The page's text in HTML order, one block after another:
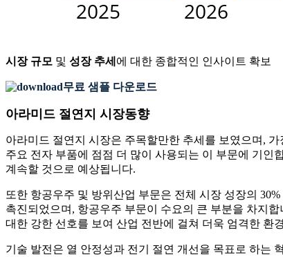
시장 규모 및 성장 추세 에 대한 종합적인 인사이트 확보
무료 샘플 다운로드
아라미드 절연지 시장동향
아라미드 절연지 시장은 주목할만한 추세를 보였으며,
주요 전자 부품에 점점 더 많이 사용되는 이 부문에 기
계속할 것으로 예상됩니다.
또한 항공우주 및 방위산업 부문은 전체 시장 성장의
촉진되었으며, 항공우주 부문이 수요의 큰 부분을 차지
대한 강한 선호를 보여 산업 전반에 걸쳐 더욱 엄격한 환
기술 발전은 열 안정성과 전기 절연 개선을 목표로 하는